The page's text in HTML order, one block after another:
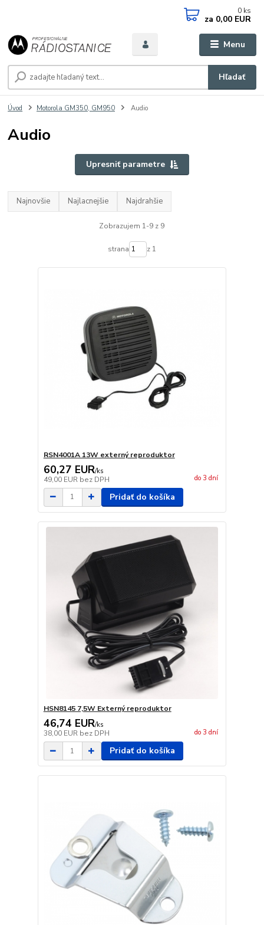
Menu
Hľadať
0 ks
za 0,00 EUR
Úvod Motorola GM350, GM950 Audio
Audio
Upresniť parametre
Najnovšie Najlacnejšie Najdrahšie
Zobrazujem 1-9 z 9
strana z 1
RSN4001A 13W externý reproduktor
60,27 EUR/ks
49,00 EUR bez DPH do 3 dní
Pridať do košíka
HSN8145 7,5W Externý reproduktor
46,74 EUR/ks
38,00 EUR bez DPH do 3 dní
Pridať do košíka